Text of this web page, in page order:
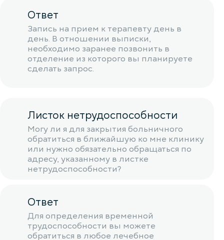
Ответ
Запись на прием к терапевту день в
день. В отношении выписки,
необходимо заранее позвонить в
отделение из которого вы планируете
сделать запрос.
Листок нетрудоспособности
Могу ли я для закрытия больничного
обратиться в ближайшую ко мне клинику
или нужно обязательно обращаться по
адресу, указанному в листке
нетрудоспособности?
Ответ
Для определения временной
трудоспособности вы можете
обратиться в любое лечебное